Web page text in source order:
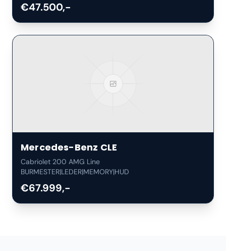
€47.500,-
Mercedes-Benz CLE
Cabriolet 200 AMG Line
BURMESTER|LEDER|MEMORY|HUD
€67.999,-